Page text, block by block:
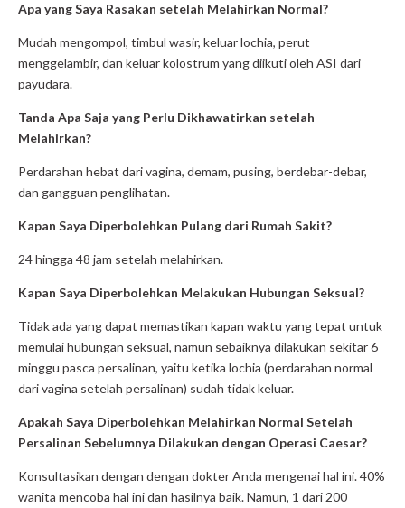
Apa yang Saya Rasakan setelah Melahirkan Normal?
Mudah mengompol, timbul wasir, keluar lochia, perut
menggelambir, dan keluar kolostrum yang diikuti oleh ASI dari
payudara.
Tanda Apa Saja yang Perlu Dikhawatirkan setelah
Melahirkan?
Perdarahan hebat dari vagina, demam, pusing, berdebar-debar,
dan gangguan penglihatan.
Kapan Saya Diperbolehkan Pulang dari Rumah Sakit?
24 hingga 48 jam setelah melahirkan.
Kapan Saya Diperbolehkan Melakukan Hubungan Seksual?
Tidak ada yang dapat memastikan kapan waktu yang tepat untuk
memulai hubungan seksual, namun sebaiknya dilakukan sekitar 6
minggu pasca persalinan, yaitu ketika lochia (perdarahan normal
dari vagina setelah persalinan) sudah tidak keluar.
Apakah Saya Diperbolehkan Melahirkan Normal Setelah
Persalinan Sebelumnya Dilakukan dengan Operasi Caesar?
Konsultasikan dengan dengan dokter Anda mengenai hal ini. 40%
wanita mencoba hal ini dan hasilnya baik. Namun, 1 dari 200